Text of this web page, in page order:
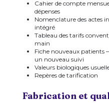
Cahier de compte
dépenses
Nomenclature des actes
intégré
Tableau des tarifs
main
Fiche nouveaux
un nouveau suivi
Valeurs biologiques
Repères de tarification
Fabrication et